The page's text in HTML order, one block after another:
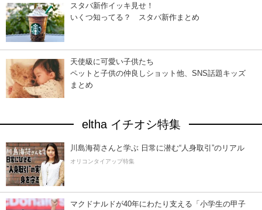
スタバ新作イッキ見せ！
いくつ知ってる？ スタバ新作まとめ
天使級に可愛い子供たち
ペットと子供の仲良しショット他、SNS話題キッズ
まとめ
eltha イチオシ特集
川島海荷さんと学ぶ 日常に潜む“人身取引”のリアル
オリコンタイアップ特集
マクドナルドが40年にわたり支える「小学生の甲子